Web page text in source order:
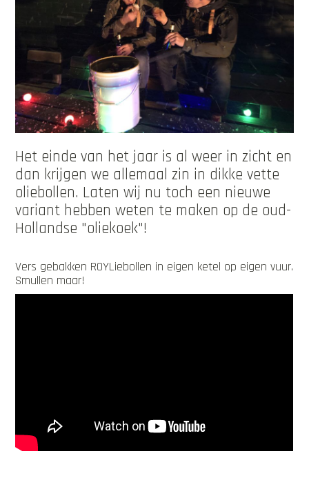
Het einde van het jaar is al weer in zicht en
dan krijgen we allemaal zin in dikke vette
oliebollen. Laten wij nu toch een nieuwe
variant hebben weten te maken op de oud-
Hollandse "oliekoek"!
Vers gebakken ROYLiebollen in eigen ketel op eigen vuur.
Smullen maar!